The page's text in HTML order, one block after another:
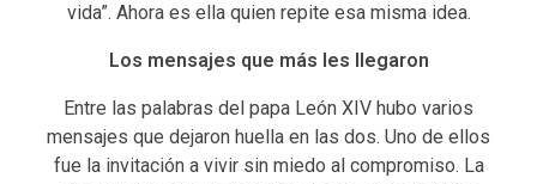
vida”. Ahora es ella quien repite esa misma idea.
Los mensajes que más les llegaron
Entre las palabras del papa León XIV hubo varios
mensajes que dejaron huella en las dos. Uno de ellos
fue la invitación a vivir sin miedo al compromiso. La